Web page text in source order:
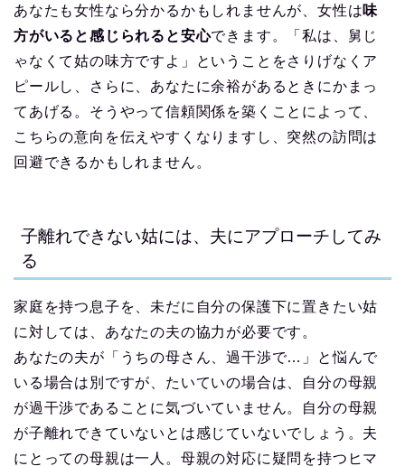
あなたも女性なら分かるかもしれませんが、女性は味
方がいると感じられると安心できます。「私は、舅じ
ゃなくて姑の味方ですよ」ということをさりげなくア
ピールし、さらに、あなたに余裕があるときにかまっ
てあげる。そうやって信頼関係を築くことによって、
こちらの意向を伝えやすくなりますし、突然の訪問は
回避できるかもしれません。
子離れできない姑には、夫にアプローチしてみ
る
家庭を持つ息子を、未だに自分の保護下に置きたい姑
に対しては、あなたの夫の協力が必要です。
あなたの夫が「うちの母さん、過干渉で…」と悩んで
いる場合は別ですが、たいていの場合は、自分の母親
が過干渉であることに気づいていません。自分の母親
が子離れできていないとは感じていないでしょう。夫
にとっての母親は一人。母親の対応に疑問を持つヒマ